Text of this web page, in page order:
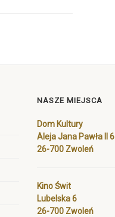
NASZE MIEJSCA
Dom Kultury
Aleja Jana Pawła II 6
26-700 Zwoleń
Kino Świt
Lubelska 6
26-700 Zwoleń